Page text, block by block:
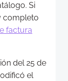
Si
completo
factura
del 25 de
el